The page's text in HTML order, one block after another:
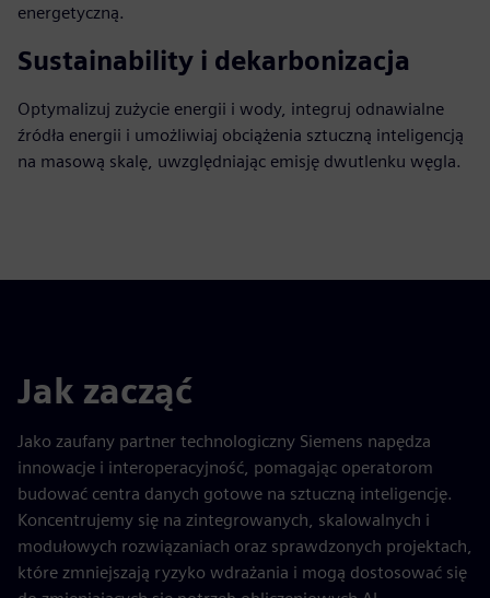
energetyczną.
Sustainability i dekarbonizacja
Optymalizuj zużycie energii i wody, integruj odnawialne
źródła energii i umożliwiaj obciążenia sztuczną inteligencją
na masową skalę, uwzględniając emisję dwutlenku węgla.
Jak zacząć
Jako zaufany partner technologiczny Siemens napędza
innowacje i interoperacyjność, pomagając operatorom
budować centra danych gotowe na sztuczną inteligencję.
Koncentrujemy się na zintegrowanych, skalowalnych i
modułowych rozwiązaniach oraz sprawdzonych projektach,
które zmniejszają ryzyko wdrażania i mogą dostosować się